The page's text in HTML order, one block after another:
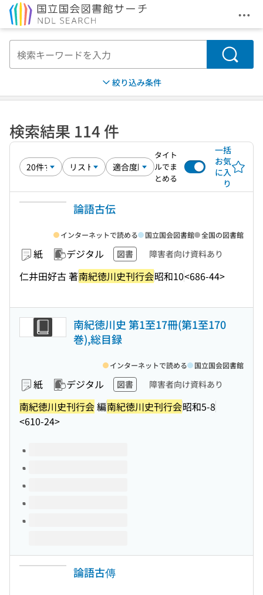
メ
検索
絞り込み条件
検索結果 114 件
タイト
ルでま
とめる
一括
お気
に入
り
論語古伝
紙 デジタル 図書 障害者向け資料あり
仁井田好古 著南紀徳川史刊行会昭和10<686-44>
インターネットで読める 国立国会図書館 全国の図書館
南紀徳川史 第1至17冊(第1至170
巻),総目録
紙 デジタル 図書 障害者向け資料あり
南紀徳川史刊行会編南紀徳川史刊行会昭和5-8
<610-24>
インターネットで読める 国立国会図書館
このタイトルの巻号
論語古傳